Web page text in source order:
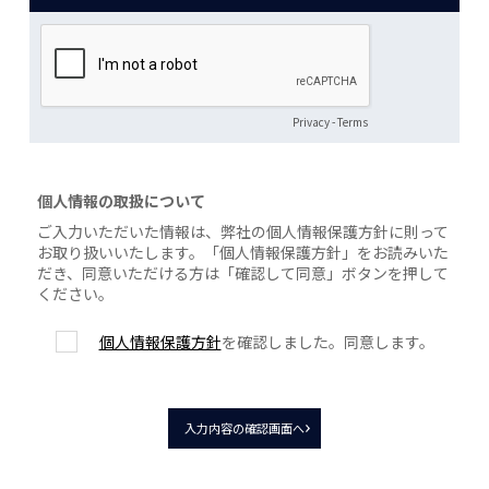
Privacy-Terms
個人情報の取扱について
ご入力いただいた情報は、弊社の個人情報保護方針に則って
お取り扱いいたします。「個人情報保護方針」をお読みいた
だき、同意いただける方は「確認して同意」ボタンを押して
ください。
個人情報保護方針を確認しました。同意します。
入力内容の確認画面へ